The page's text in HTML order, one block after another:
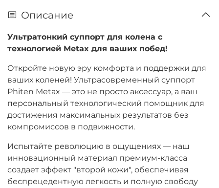
Описание
Ультратонкий суппорт для колена с
технологией Metax для ваших побед!
Откройте новую эру комфорта и поддержки для
ваших коленей! Ультрасовременный суппорт
Phiten Metax — это не просто аксессуар, а ваш
персональный технологический помощник для
достижения максимальных результатов без
компромиссов в подвижности.
Испытайте революцию в ощущениях — наш
инновационный материал премиум-класса
создает эффект "второй кожи", обеспечивая
беспрецедентную легкость и полную свободу